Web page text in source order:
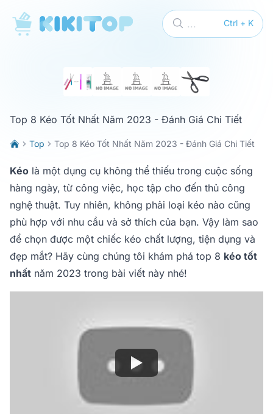
KikiTop Ctrl + K
...
Top 8 Kéo Tốt Nhất Năm 2023 - Đánh Giá Chi Tiết
Top Top 8 Kéo Tốt Nhất Năm 2023 - Đánh Giá Chi Tiết
Kéo là một dụng cụ không thể thiếu trong cuộc sống
hàng ngày, từ công việc, học tập cho đến thủ công
nghệ thuật. Tuy nhiên, không phải loại kéo nào cũng
phù hợp với nhu cầu và sở thích của bạn. Vậy làm sao
để chọn được một chiếc kéo chất lượng, tiện dụng và
đẹp mắt? Hãy cùng chúng tôi khám phá top 8 kéo tốt
nhất năm 2023 trong bài viết này nhé!